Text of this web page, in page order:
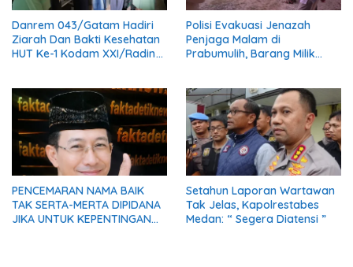
Danrem 043/Gatam Hadiri
Ziarah Dan Bakti Kesehatan
HUT Ke-1 Kodam XXI/Radin
Polisi Evakuasi Jenazah
Penjaga Malam di
Prabumulih, Barang Milik
PENCEMARAN NAMA BAIK
TAK SERTA-MERTA DIPIDANA
JIKA UNTUK KEPENTINGAN
Setahun Laporan Wartawan
Tak Jelas, Kapolrestabes
Medan: “ Segera Diatensi ”